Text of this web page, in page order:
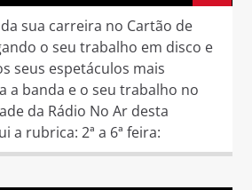
sua carreira no Cartão de
o seu trabalho em disco e
seus espetáculos mais
a banda e o seu trabalho no
da Rádio No Ar desta
a rubrica: 2ª a 6ª feira: